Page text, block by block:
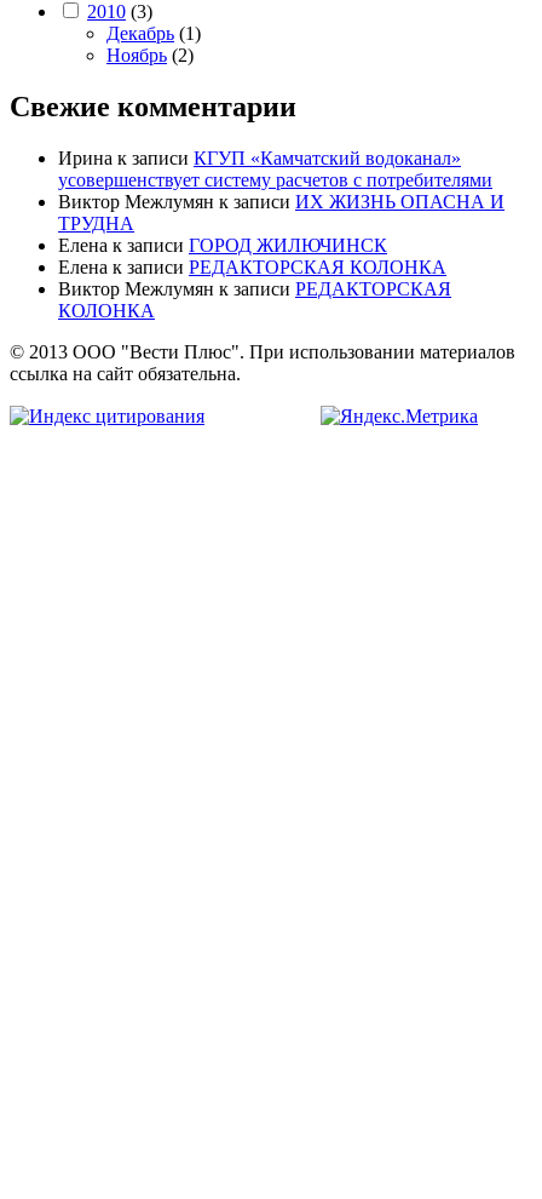
2010 (3)
Декабрь (1)
Ноябрь (2)
Свежие комментарии
Ирина к записи КГУП «Камчатский водоканал»
усовершенствует систему расчетов с потребителями
Виктор Межлумян к записи ИХ ЖИЗНЬ ОПАСНА И
ТРУДНА
Елена к записи ГОРОД ЖИЛЮЧИНСК
Елена к записи РЕДАКТОРСКАЯ КОЛОНКА
Виктор Межлумян к записи РЕДАКТОРСКАЯ
КОЛОНКА
© 2013 ООО "Вести Плюс". При использовании материалов
ссылка на сайт обязательна.